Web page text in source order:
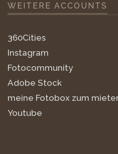
WEITERE ACCOUNTS
360Cities
Instagram
Fotocommunity
Adobe Stock
meine Fotobox zum
Youtube